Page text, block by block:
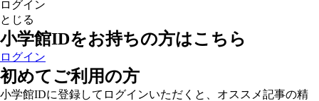
ログイン
とじる
小学館IDをお持ちの方はこちら
ログイン
初めてご利用の方
小学館IDに登録してログインいただくと、オススメ記事の精